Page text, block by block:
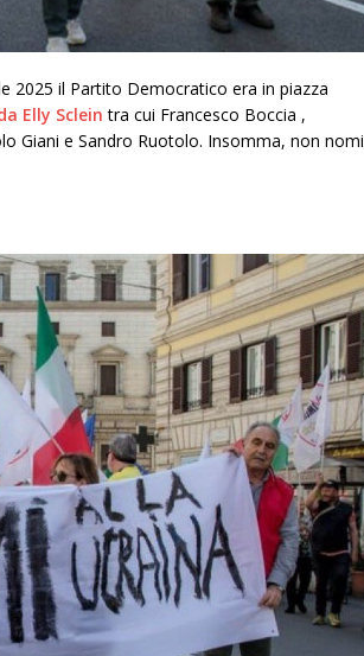
2025 il Partito Democratico era in piazza
Elly Sclein tra cui Francesco Boccia ,
Giani e Sandro Ruotolo. Insomma, non nomi